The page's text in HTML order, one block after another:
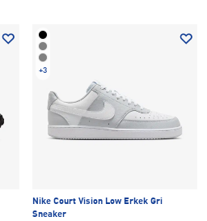
+3
Nike Court Vision Low Erkek Gri
Sneaker